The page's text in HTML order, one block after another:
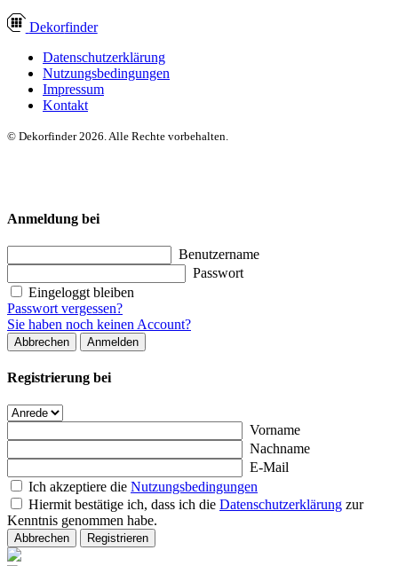
Dekorfinder
Datenschutzerklärung
Nutzungsbedingungen
Impressum
Kontakt
© Dekorfinder 2026. Alle Rechte vorbehalten.
Anmeldung bei
Benutzername
Passwort
Eingeloggt bleiben
Passwort vergessen?
Sie haben noch keinen Account?
Abbrechen Anmelden
Registrierung bei
Vorname
Nachname
E-Mail
Ich akzeptiere die Nutzungsbedingungen
Hiermit bestätige ich, dass ich die Datenschutzerklärung zur
Kenntnis genommen habe.
Abbrechen Registrieren